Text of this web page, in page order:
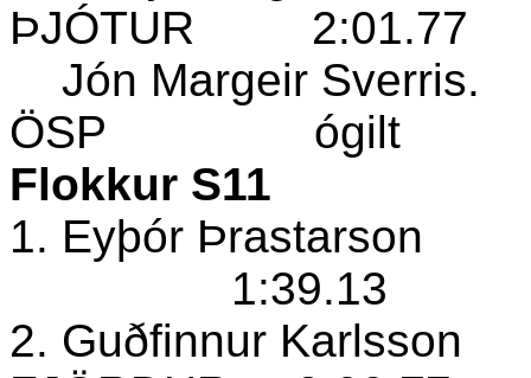
ÞJÓTUR
2:01.77
Jón Margeir Sverris.
ÖSP
ógilt
Flokkur S11
1. Eyþór Þrastarson
1:39.13
2. Guðfinnur Karlsson